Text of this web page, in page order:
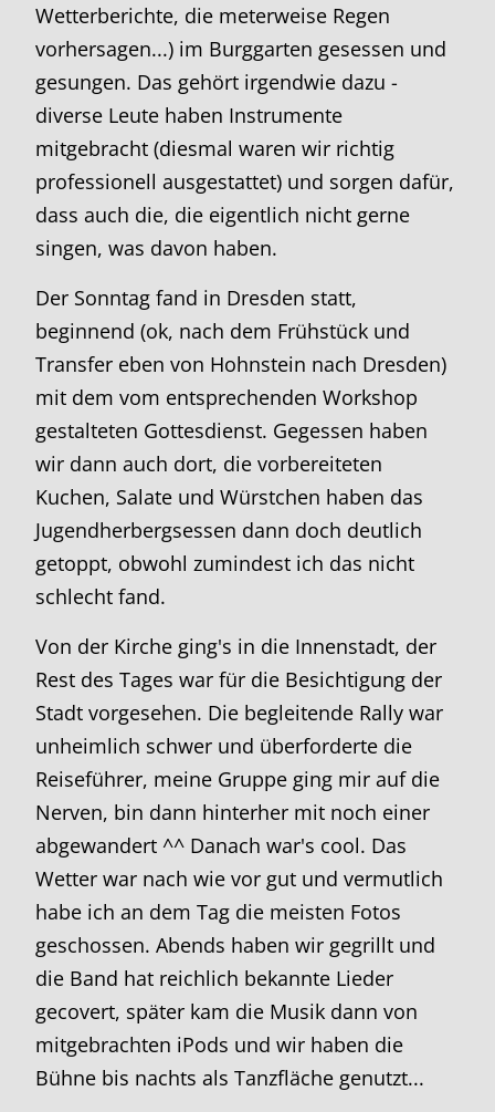
Wetterberichte, die meterweise Regen
vorhersagen...) im Burggarten gesessen und
gesungen. Das gehört irgendwie dazu -
diverse Leute haben Instrumente
mitgebracht (diesmal waren wir richtig
professionell ausgestattet) und sorgen dafür,
dass auch die, die eigentlich nicht gerne
singen, was davon haben.
Der Sonntag fand in Dresden statt,
beginnend (ok, nach dem Frühstück und
Transfer eben von Hohnstein nach Dresden)
mit dem vom entsprechenden Workshop
gestalteten Gottesdienst. Gegessen haben
wir dann auch dort, die vorbereiteten
Kuchen, Salate und Würstchen haben das
Jugendherbergsessen dann doch deutlich
getoppt, obwohl zumindest ich das nicht
schlecht fand.
Von der Kirche ging's in die Innenstadt, der
Rest des Tages war für die Besichtigung der
Stadt vorgesehen. Die begleitende Rally war
unheimlich schwer und überforderte die
Reiseführer, meine Gruppe ging mir auf die
Nerven, bin dann hinterher mit noch einer
abgewandert ^^ Danach war's cool. Das
Wetter war nach wie vor gut und vermutlich
habe ich an dem Tag die meisten Fotos
geschossen. Abends haben wir gegrillt und
die Band hat reichlich bekannte Lieder
gecovert, später kam die Musik dann von
mitgebrachten iPods und wir haben die
Bühne bis nachts als Tanzfläche genutzt...